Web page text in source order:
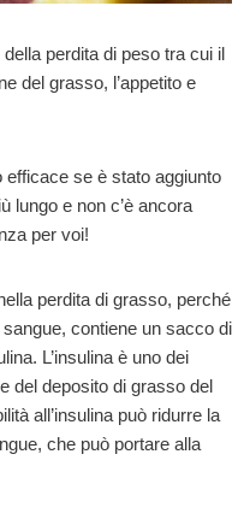
perdita di peso tra cui il
del grasso, l’appetito e
se è stato aggiunto
lungo e non c’è ancora
per voi!
perdita di grasso, perché
contiene un sacco di
L’insulina è uno dei
del deposito di grasso del
all’insulina può ridurre la
che può portare alla